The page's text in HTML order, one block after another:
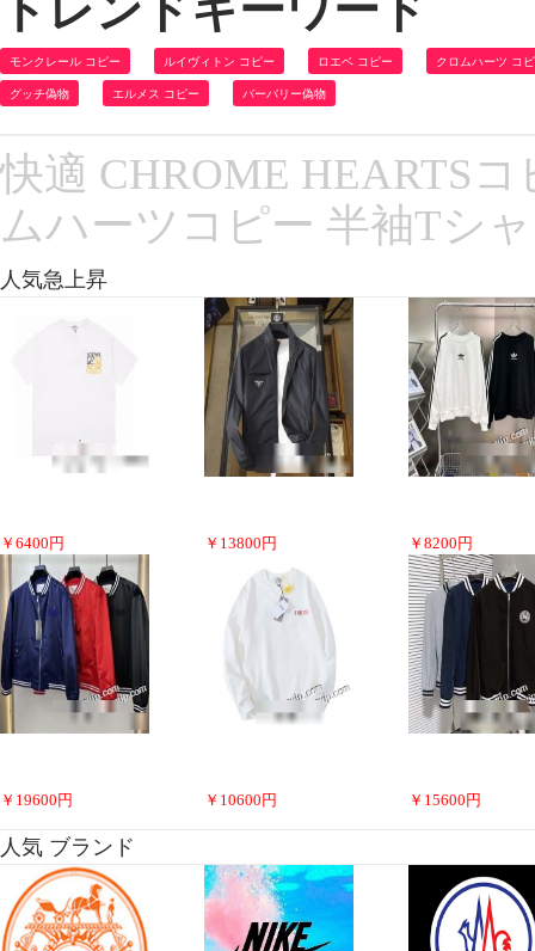
モンクレール コピー ルイヴィトン コピー ロエベ コピー クロムハーツ コ
グッチ偽物 エルメス コピー バーバリー偽物
快適 CHROME HEARTS
ムハーツコピー 半袖Tシ
人気急上昇
￥ 6400 円 ￥ 13800 円 ￥ 8200 円
￥ 19600 円 ￥ 10600 円 ￥ 15600 円
人気 ブランド